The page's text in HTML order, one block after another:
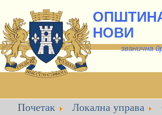
НОВИ
званична
Почетак Локална управа